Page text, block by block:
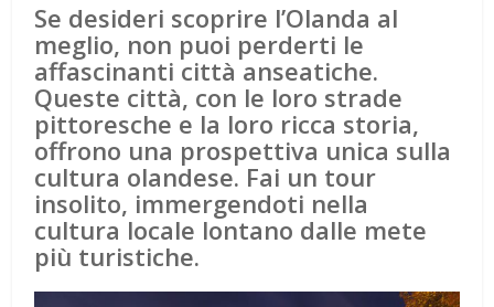
Se desideri scoprire l’Olanda al
meglio, non puoi perderti le
affascinanti città anseatiche.
Queste città, con le loro strade
pittoresche e la loro ricca storia,
offrono una prospettiva unica sulla
cultura olandese. Fai un tour
insolito, immergendoti nella
cultura locale lontano dalle mete
più turistiche.